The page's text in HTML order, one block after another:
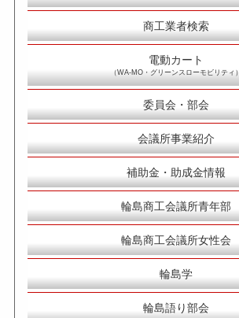
商工業者検索
電動カート
（WA-MO・グリーンスローモビリティ）
委員会・部会
会議所事業紹介
補助金・助成金情報
輪島商工会議所青年部
輪島商工会議所女性会
輪島学
輪島語り部会